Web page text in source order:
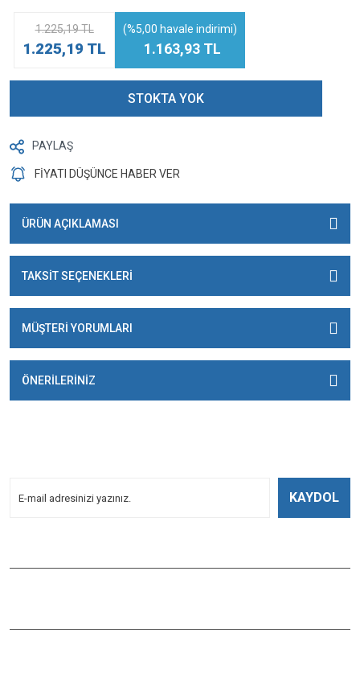
1.225,19 TL
1.225,19 TL
(%5,00 havale indirimi)
1.163,93 TL
STOKTA YOK
PAYLAŞ
FİYATI DÜŞÜNCE HABER VER
ÜRÜN AÇIKLAMASI
TAKSİT SEÇENEKLERİ
MÜŞTERİ YORUMLARI
ÖNERİLERİNİZ
KAYDOL